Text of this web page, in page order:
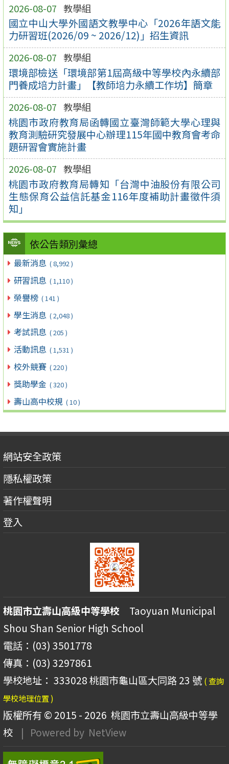
2026-08-07 教學組
國立中山大學外國語文教學中心「2026年語文能
力研習班(2026/09 ~ 2026/12)」招生資訊
2026-08-07 教學組
環境部檢送「環境部第1屆高級中等學校內永續部
門養成培力計畫」【教師培力永續工作坊】簡章
2026-08-07 教學組
桃園市政府教育局函轉國立臺灣師範大學心理與
教育測驗研究發展中心辦理115年國中教育會考命
題研習會實施計畫
2026-08-07 教學組
桃園市政府教育局轉知「台灣中油股份有限公司
生態保育公益信託基金116年度補助計畫徵件須
知」
依公告類別彙總
最新消息 ( 8,992 )
研習訊息 ( 1,110 )
榮譽榜 ( 141 )
學生消息 ( 2,048 )
考試訊息 ( 205 )
活動訊息 ( 1,531 )
校外競賽 ( 220 )
獎助學金 ( 320 )
壽山高中校規 ( 10 )
網站安全政策
隱私權政策
著作權聲明
登入
桃園市立壽山高級中等學校 Taoyuan Municipal
Shou Shan Senior High School
電話：(03) 3501778
傳真：(03) 3297861
學校地址： 333028 桃園市龜山區大同路 23 號 ( 查詢
學校地理位置 )
版權所有 © 2015 - 2026 桃園市立壽山高級中等學
校
| Powered by NetView